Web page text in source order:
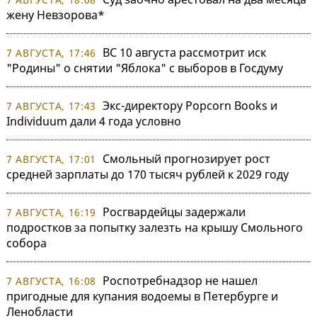
жену Невзорова*
7 АВГУСТА, 17:46
ВС 10 августа рассмотрит иск
"Родины" о снятии "Яблока" с выборов в Госдуму
7 АВГУСТА, 17:43 Экс-директору Popcorn Books и
Individuum дали 4 года условно
7 АВГУСТА, 17:01
Смольный прогнозирует рост
средней зарплаты до 170 тысяч рублей к 2029 году
7 АВГУСТА, 16:19
Росгвардейцы задержали
подростков за попытку залезть на крышу Смольного
собора
7 АВГУСТА, 16:08
Роспотребнадзор не нашел
пригодные для купания водоемы в Петербурге и
Ленобласти